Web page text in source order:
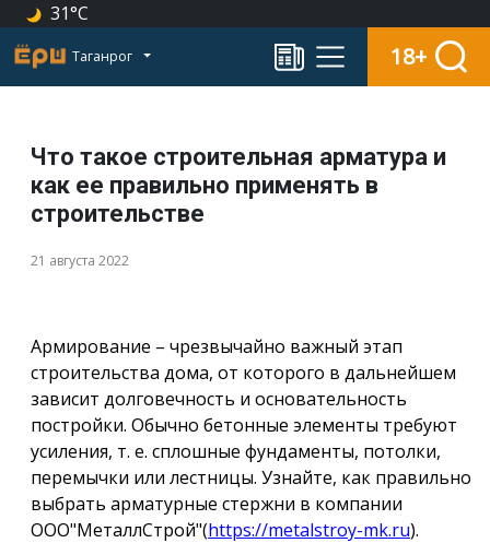
31°C
Таганрог 18+
Что такое строительная арматура и
как ее правильно применять в
строительстве
21 августа 2022
Армирование – чрезвычайно важный этап
строительства дома, от которого в дальнейшем
зависит долговечность и основательность
постройки. Обычно бетонные элементы требуют
усиления, т. е. сплошные фундаменты, потолки,
перемычки или лестницы. Узнайте, как правильно
выбрать арматурные стержни в компании
ООО"МеталлСтрой"(https://metalstroy-mk.ru).